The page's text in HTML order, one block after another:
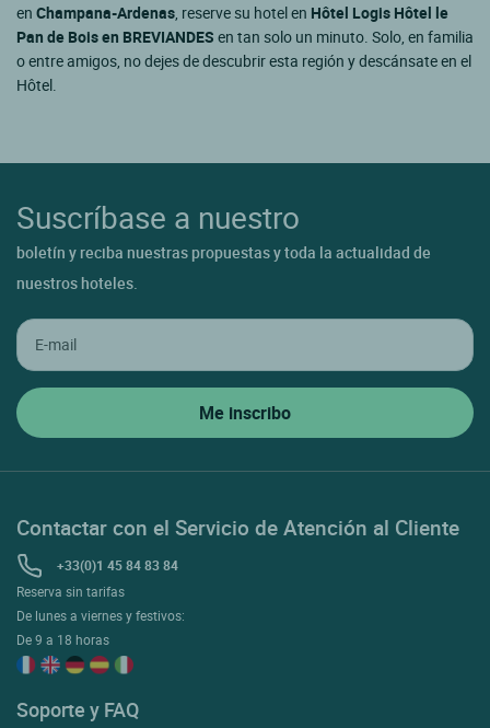
en Champana-Ardenas , reserve su hotel en Hôtel Logis Hôtel le
Pan de Bois en BREVIANDES en tan solo un minuto. Solo, en familia
o entre amigos, no dejes de descubrir esta región y descánsate en el
Hôtel.
Suscríbase a nuestro
boletín y reciba nuestras propuestas y toda la actualidad de
nuestros hoteles.
Contactar con el Servicio de Atención al Cliente
+33(0)1 45 84 83 84
Reserva sin tarifas
De lunes a viernes y festivos:
De 9 a 18 horas
Soporte y FAQ